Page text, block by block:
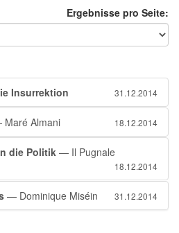
Ergebnisse pro Seite:
Insurrektion 31.12.2014
Almani 18.12.2014
die Politik— Il Pugnale
18.12.2014
— Dominique Miséin 31.12.2014